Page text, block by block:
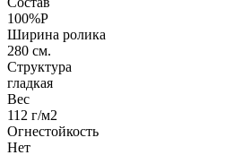
100%P
Ширина ролика
280 см.
Структура
гладкая
Вес
112 г/м2
Огнестойкость
Нет